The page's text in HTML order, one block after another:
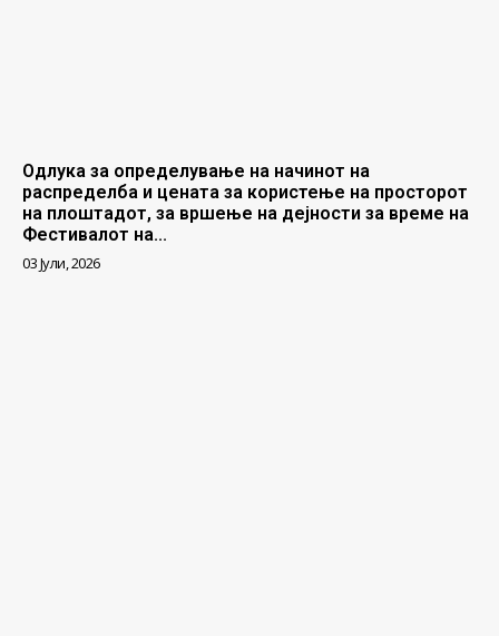
Одлука за определување на начинот на
распределба и цената за користење на просторот
на плоштадот, за вршење на дејности за време на
Фестивалот на...
03 Јули, 2026